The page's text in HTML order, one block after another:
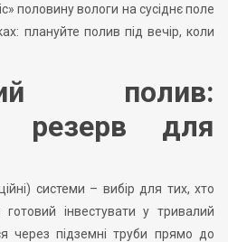
половину вологи на сусіднє поле
плануйте полив під вечір, коли
полив:
резерв для
системи – вибір для тих, хто
готовий інвестувати у тривалий
через підземні труби прямо до